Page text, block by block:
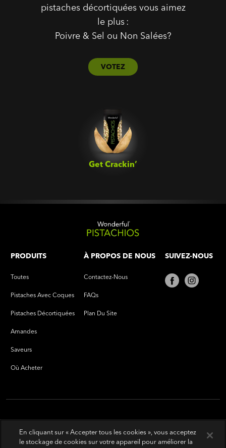
pistaches décortiquées vous aimez
le plus :
Poivre & Sel ou Non Salées?
VOTEZ
Get Crackin’‎
PRODUITS
Toutes
Pistaches Avec Coques
Pistaches Décortiquées
Amandes
Saveurs
Où Acheter
À PROPOS DE NOUS
Contactez-Nous
FAQs
Plan Du Site
SUIVEZ-NOUS
En cliquant sur « Accepter tous les cookies », vous acceptez
le stockage de cookies sur votre appareil pour améliorer la